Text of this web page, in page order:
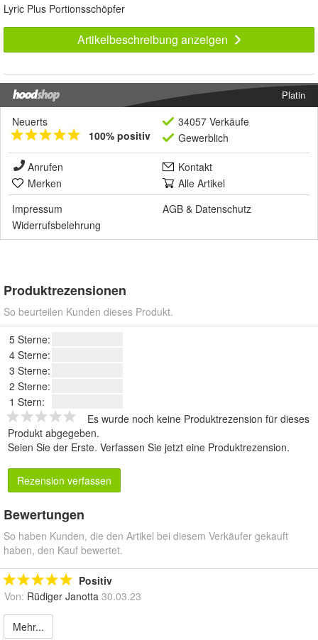
Lyric Plus Portionsschöpfer
Artikelbeschreibung anzeigen
Platin
Neuerts
100% positiv
34057 Verkäufe
Gewerblich
Anrufen
Kontakt
Merken
Alle Artikel
Impressum
AGB & Datenschutz
Widerrufsbelehrung
Produktrezensionen
So beurteilen Kunden dieses Produkt.
5 Sterne:
4 Sterne:
3 Sterne:
2 Sterne:
1 Stern:
Es wurde noch keine Produktrezension für dieses
Produkt abgegeben.
Seien Sie der Erste. Verfassen Sie jetzt eine Produktrezension.
Rezension verfassen
Bewertungen
So haben Kunden, die den Artikel bei diesem Verkäufer gekauft
haben, den Kauf bewertet.
Positiv
Von: Rüdiger Janotta 30.03.23
Mehr...